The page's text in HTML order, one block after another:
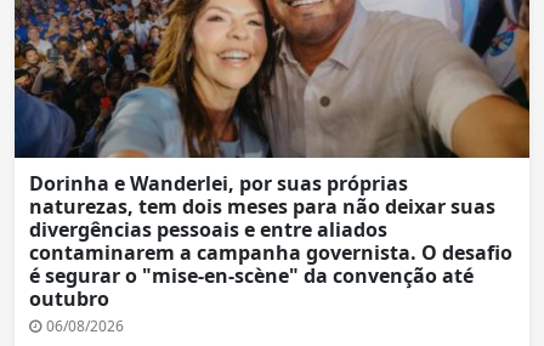
Dorinha e Wanderlei, por suas próprias
naturezas, tem dois meses para não deixar suas
divergências pessoais e entre aliados
contaminarem a campanha governista. O desafio
é segurar o "mise-en-scène" da convenção até
outubro
06/08/2026